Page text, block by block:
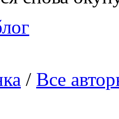
/ Все